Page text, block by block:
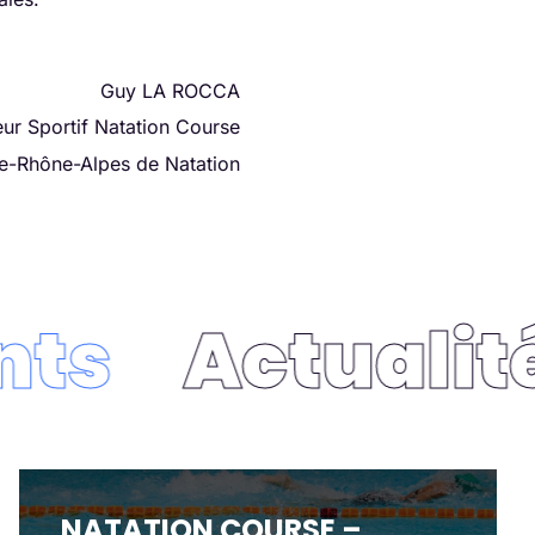
Guy LA ROCCA
Sportif Natation Course
Rhône-Alpes de Natation
Actualités